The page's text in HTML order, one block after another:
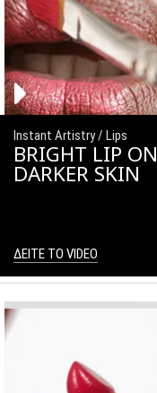
Instant Artistry / Lips
BRIGHT LIP ON
DARKER SKIN
ΔΕΙΤΕ ΤΟ VIDEO